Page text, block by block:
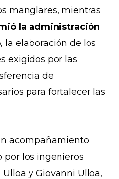
manglares, mientras
la administración
, la elaboración de los
exigidos por las
de
para fortalecer las
acompañamiento
por los ingenieros
y Giovanni Ulloa,